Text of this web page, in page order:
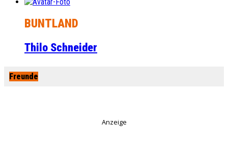
BUNTLAND
Thilo Schneider
Freunde
Anzeige